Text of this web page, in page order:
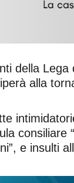
della
alla
e insulti